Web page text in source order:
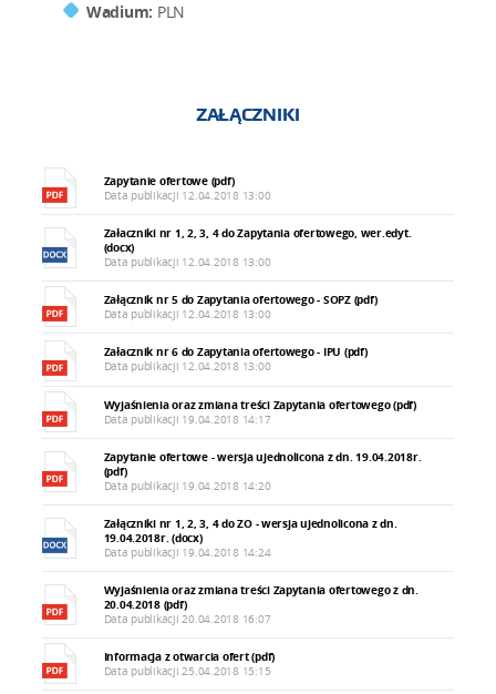
Wadium: PLN
ZAŁĄCZNIKI
Zapytanie ofertowe (pdf)
Data publikacji 12.04.2018 13:00
Załaczniki nr 1, 2, 3, 4 do Zapytania ofertowego, wer.edyt.
(docx)
Data publikacji 12.04.2018 13:00
Załącznik nr 5 do Zapytania ofertowego - SOPZ (pdf)
Data publikacji 12.04.2018 13:00
Załacznik nr 6 do Zapytania ofertowego - IPU (pdf)
Data publikacji 12.04.2018 13:00
Wyjaśnienia oraz zmiana treści Zapytania ofertowego (pdf)
Data publikacji 19.04.2018 14:17
Zapytanie ofertowe - wersja ujednolicona z dn. 19.04.2018r.
(pdf)
Data publikacji 19.04.2018 14:20
Załączniki nr 1, 2, 3, 4 do ZO - wersja ujednolicona z dn.
19.04.2018r. (docx)
Data publikacji 19.04.2018 14:24
Wyjaśnienia oraz zmiana treści Zapytania ofertowego z dn.
20.04.2018 (pdf)
Data publikacji 20.04.2018 16:07
Informacja z otwarcia ofert (pdf)
Data publikacji 25.04.2018 15:15